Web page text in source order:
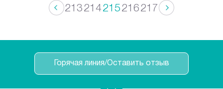
213214215216217
Горячая линия/Оставить отзыв